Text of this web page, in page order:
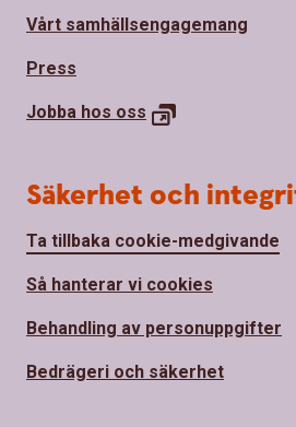
Vårt samhällsengagemang
Press
Jobba hos oss
Säkerhet och
Ta tillbaka cookie-medgivande
Så hanterar vi cookies
Behandling av personuppgifter
Bedrägeri och säkerhet